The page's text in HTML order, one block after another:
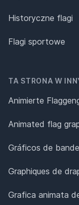
Historyczne flagi
Flagi sportowe
TA STRONA W
Animierte
Animated flag
Gráficos de
Graphiques de
Grafica animata